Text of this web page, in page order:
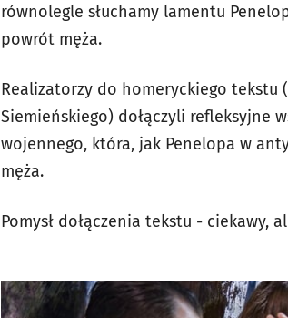
równolegle słuchamy lamentu
powrót męża.
Realizatorzy do homeryckiego tekstu
Siemieńskiego) dołączyli refleksyjne
wojennego, która, jak Penelopa w
męża.
Pomysł dołączenia tekstu - ciekawy,